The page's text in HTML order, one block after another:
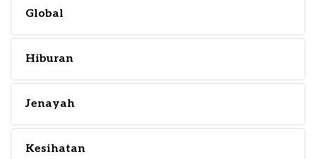
Global
Hiburan
Jenayah
Kesihatan